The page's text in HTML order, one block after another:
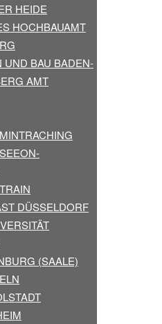
HEIDE
HOCHBAUAMT
UND BAU BADEN-
AMT
DÜSSELDORF
(SAALE)